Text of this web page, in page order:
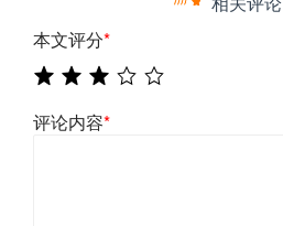
本文评分*
评论内容*